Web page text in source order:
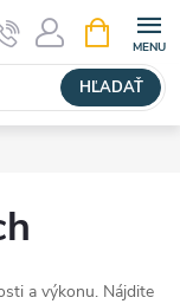
HĽADAŤ
KOŠÍK
a výkonu. Nájdite